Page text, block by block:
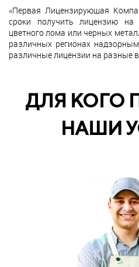
«Первая Лицензирующая
сроки получить лицензию на
цветного лома или черных
различных регионах
различные лицензии на разные
ДЛЯ КОГО
НАШИ